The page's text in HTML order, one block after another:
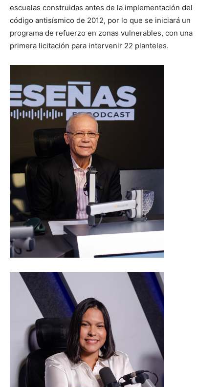
escuelas construidas antes de la implementación del
código antisísmico de 2012, por lo que se iniciará un
programa de refuerzo en zonas vulnerables, con una
primera licitación para intervenir 22 planteles.